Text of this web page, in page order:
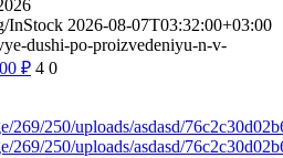
InStock 2026-08-07T03:32:00+03:00
dushi-po-proizvedeniyu-n-v-
₽ 4 0
269/250/uploads/asdasd/
269/250/uploads/asdasd/